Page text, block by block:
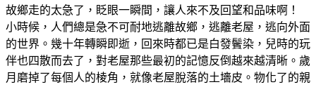
故鄉走的太急了，眨眼一瞬間，讓人來不及回望和品味啊！
小時候，人們總是急不可耐地逃離故鄉，逃離老屋，逃向外面
的世界。幾十年轉瞬即逝，回來時都已是白發鬢染，兒時的玩
伴也四散而去了，對老屋那些最初的記憶反倒越來越清晰。歲
月磨掉了每個人的棱角，就像老屋脫落的土墻皮。物化了的親